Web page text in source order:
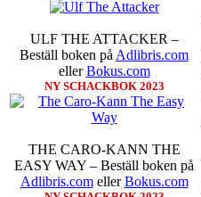
ULF THE ATTACKER –
Beställ boken på Adlibris.com
ellerBokus.com
NY SCHACKBOK 2023
THE CARO-KANN THE
EASY WAY – Beställ boken på
Adlibris.comellerBokus.com